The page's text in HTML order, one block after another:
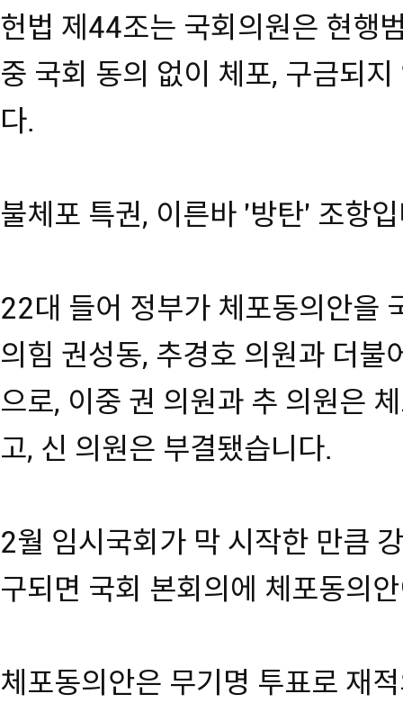
헌법 제44조는 국회의원은 현행
중 국회 동의 없이 체포, 구금되
다.
불체포 특권, 이른바 '방탄' 조항
22대 들어 정부가 체포동의안을
의힘 권성동, 추경호 의원과 더불
으로, 이중 권 의원과 추 의원은
고, 신 의원은 부결됐습니다.
2월 임시국회가 막 시작한 만큼
구되면 국회 본회의에 체포동의
체포동의안은 무기명 투표로 재